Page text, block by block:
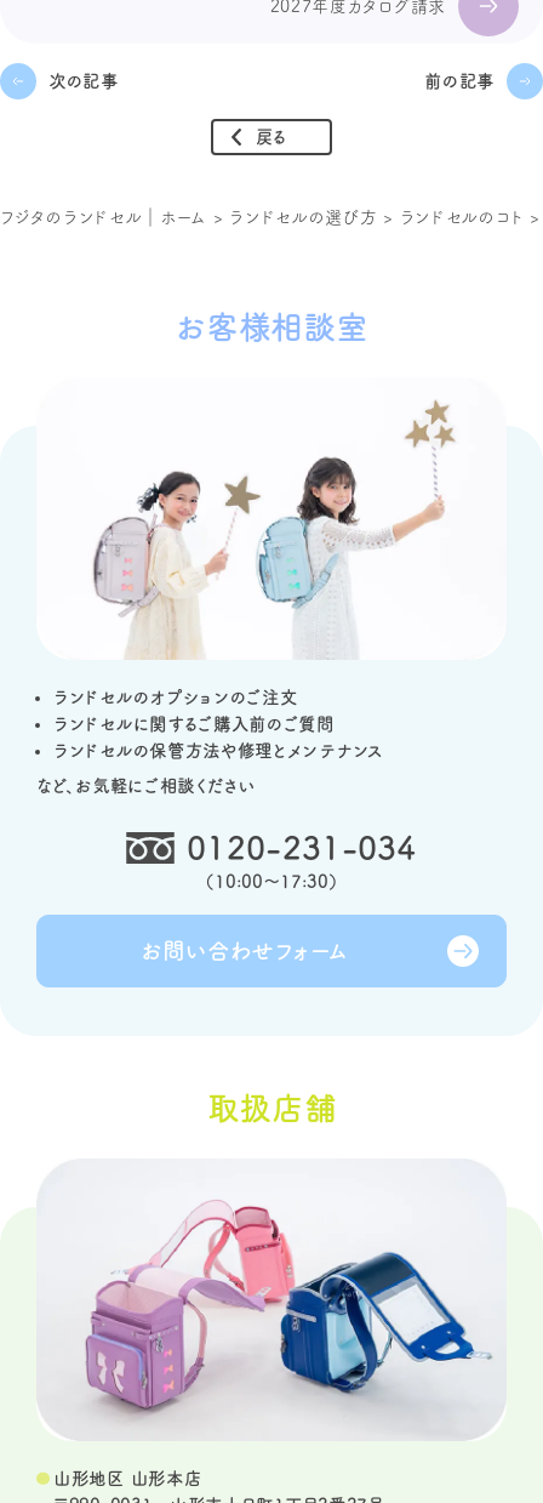
2027年度カタログ請求
次の記事 前の記事
戻る
フジタのランドセル｜ホーム > ランドセルの選び方 > ランドセルのコト
お客様相談室
ランドセルのオプションのご注文
ランドセルに関するご購入前のご質問
ランドセルの保管方法や修理とメンテナンス
など、お気軽にご相談ください
0120-231-034
（ 10:00～17:30）
お問い合わせ フォーム
取扱店舗
山形地区 山形本店